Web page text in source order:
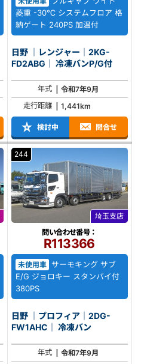
菱重 -30℃ システムフロア 格
納ゲート 240PS 加温付
日野 ｜レンジャー｜2KG-
FD2ABG｜ 冷凍バンP/G付
年式
令和7年9月
走行距離
1,441km
検討中 問合せ
244
埼玉支店
問い合わせ番号：
R113366
未使用車 サーモキング サブ
E/G ジョロキー スタンバイ付
380PS
日野 ｜プロフィア｜2DG-
FW1AHC｜ 冷凍バン
年式
令和7年9月